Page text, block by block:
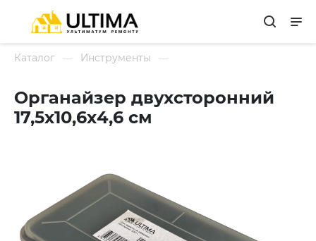
Каталог Инструменты
Органайзер двухсторонний
17,5х10,6х4,6 см